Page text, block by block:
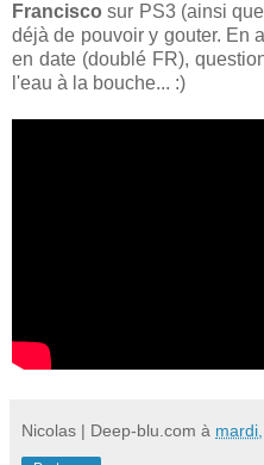
Francisco sur PS3 (ainsi
déjà de pouvoir y gouter. En
en date (doublé FR),
l'eau à la bouche... :)
Nicolas | Deep-blu.com à